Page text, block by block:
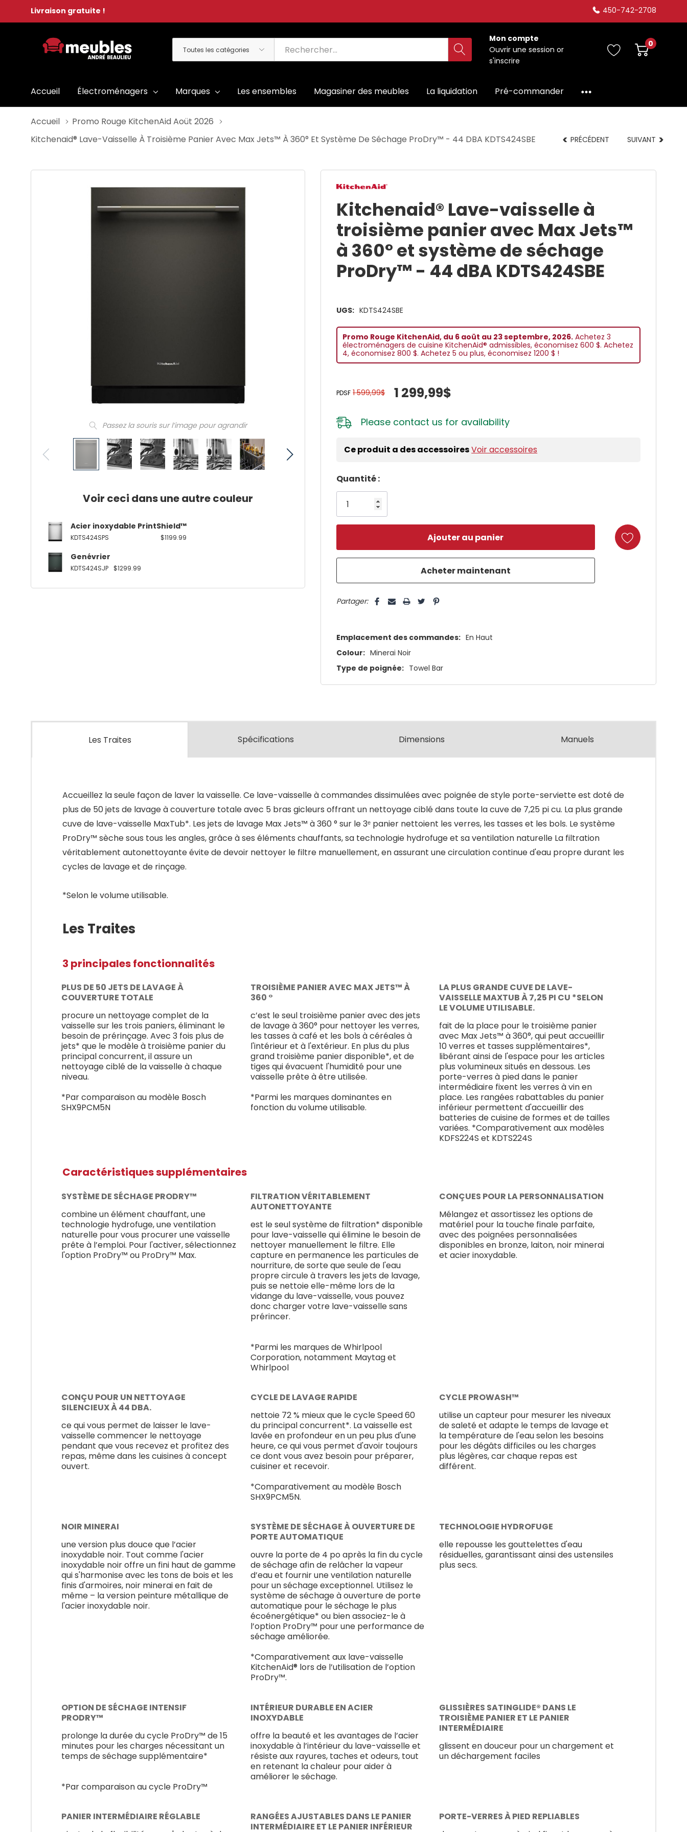
Livraison gratuite ! 450-742-2708
Toutes
les
Rechercher
Mon compte
Ouvrir une session or
s'inscrire
0
Accueil Électroménagers Marques Les ensembles Magasiner des meubles La liquidation Pré-commander
Accueil
Promo Rouge KitchenAid Aoüt 2026
Kitchenaid® Lave-Vaisselle À Troisième Panier Avec Max Jets™ À 360° Et Système De Séchage ProDry™ - 44 DBA KDTS424SBE
Passez la souris sur l’image pour agrandir
Voir ceci dans une autre couleur
Acier inoxydable PrintShield™
KDTS424SPS $1199.99
Genévrier
KDTS424SJP $1299.99
PRÉCÉDENT SUIVANT
Kitchenaid® Lave-vaisselle à
troisième panier avec Max Jets™
à 360° et système de séchage
ProDry™ - 44 dBA KDTS424SBE
UGS: KDTS424SBE
Promo Rouge KitchenAid, du 6 aoüt au 23 septembre, 2026. Achetez 3
électroménagers de cuisine KitchenAid® admissibles, économisez 600 $. Achetez
4, économisez 800 $. Achetez 5 ou plus, économisez 1200 $ !
PDSF 1 599,99$ 1 299,99$
Please contact us for availability
Ce produit a des accessoiresVoir accessoires
Dépêchez-
vous!
plus
Quantité :
Partager:
Emplacement des commandes: En Haut
Colour: Minerai Noir
Type de poignée: Towel Bar
Les Traites Spécifications Dimensions Manuels
Accueillez la seule façon de laver la vaisselle. Ce lave-vaisselle à commandes dissimulées avec poignée de style porte-serviette est doté de
plus de 50 jets de lavage à couverture totale avec 5 bras gicleurs offrant un nettoyage ciblé dans toute la cuve de 7,25 pi cu. La plus grande
cuve de lave-vaisselle MaxTub*. Les jets de lavage Max Jets™ à 360 ° sur le 3ᵉ panier nettoient les verres, les tasses et les bols. Le système
ProDry™ sèche sous tous les angles, grâce à ses éléments chauffants, sa technologie hydrofuge et sa ventilation naturelle La filtration
véritablement autonettoyante évite de devoir nettoyer le filtre manuellement, en assurant une circulation continue d'eau propre durant les
cycles de lavage et de rinçage.
*Selon le volume utilisable.
Les Traites
3 principales fonctionnalités
PLUS DE 50 JETS DE LAVAGE À
COUVERTURE TOTALE
procure un nettoyage complet de la
vaisselle sur les trois paniers, éliminant le
besoin de prérinçage. Avec 3 fois plus de
jets* que le modèle à troisième panier du
principal concurrent, il assure un
nettoyage ciblé de la vaisselle à chaque
niveau.
*Par comparaison au modèle Bosch
SHX9PCM5N
TROISIÈME PANIER AVEC MAX JETS™ À
360 °
c’est le seul troisième panier avec des jets
de lavage à 360° pour nettoyer les verres,
les tasses à café et les bols à céréales à
l'intérieur et à l'extérieur. En plus du plus
grand troisième panier disponible*, et de
tiges qui évacuent l'humidité pour une
vaisselle prête à être utilisée.
*Parmi les marques dominantes en
fonction du volume utilisable.
LA PLUS GRANDE CUVE DE LAVE-
VAISSELLE MAXTUB À 7,25 PI CU *SELON
LE VOLUME UTILISABLE.
fait de la place pour le troisième panier
avec Max Jets™ à 360°, qui peut accueillir
10 verres et tasses supplémentaires*,
libérant ainsi de l'espace pour les articles
plus volumineux situés en dessous. Les
porte-verres à pied dans le panier
intermédiaire fixent les verres à vin en
place. Les rangées rabattables du panier
inférieur permettent d'accueillir des
batteries de cuisine de formes et de tailles
variées. *Comparativement aux modèles
KDFS224S et KDTS224S
Caractéristiques supplémentaires
SYSTÈME DE SÉCHAGE PRODRY™
combine un élément chauffant, une
technologie hydrofuge, une ventilation
naturelle pour vous procurer une vaisselle
prête à l’emploi. Pour l'activer, sélectionnez
l'option ProDry™ ou ProDry™ Max.
FILTRATION VÉRITABLEMENT
AUTONETTOYANTE
est le seul système de filtration* disponible
pour lave-vaisselle qui élimine le besoin de
nettoyer manuellement le filtre. Elle
capture en permanence les particules de
nourriture, de sorte que seule de l'eau
propre circule à travers les jets de lavage,
puis se nettoie elle-même lors de la
vidange du lave-vaisselle, vous pouvez
donc charger votre lave-vaisselle sans
prérincer.
*Parmi les marques de Whirlpool
Corporation, notamment Maytag et
Whirlpool
CONÇUES POUR LA PERSONNALISATION
Mélangez et assortissez les options de
matériel pour la touche finale parfaite,
avec des poignées personnalisées
disponibles en bronze, laiton, noir minerai
et acier inoxydable.
CONÇU POUR UN NETTOYAGE
SILENCIEUX À 44 DBA.
ce qui vous permet de laisser le lave-
vaisselle commencer le nettoyage
pendant que vous recevez et profitez des
repas, même dans les cuisines à concept
ouvert.
CYCLE DE LAVAGE RAPIDE
nettoie 72 % mieux que le cycle Speed 60
du principal concurrent*. La vaisselle est
lavée en profondeur en un peu plus d'une
heure, ce qui vous permet d'avoir toujours
ce dont vous avez besoin pour préparer,
cuisiner et recevoir.
*Comparativement au modèle Bosch
SHX9PCM5N.
CYCLE PROWASH™
utilise un capteur pour mesurer les niveaux
de saleté et adapte le temps de lavage et
la température de l'eau selon les besoins
pour les dégâts difficiles ou les charges
plus légères, car chaque repas est
différent.
NOIR MINERAI
une version plus douce que l’acier
inoxydable noir. Tout comme l'acier
inoxydable noir offre un fini haut de gamme
qui s'harmonise avec les tons de bois et les
finis d'armoires, noir minerai en fait de
même – la version peinture métallique de
l'acier inoxydable noir.
SYSTÈME DE SÉCHAGE À OUVERTURE DE
PORTE AUTOMATIQUE
ouvre la porte de 4 po après la fin du cycle
de séchage afin de relâcher la vapeur
d’eau et fournir une ventilation naturelle
pour un séchage exceptionnel. Utilisez le
système de séchage à ouverture de porte
automatique pour le séchage le plus
écoénergétique* ou bien associez-le à
l’option ProDry™ pour une performance de
séchage améliorée.
*Comparativement aux lave-vaisselle
KitchenAid® lors de l’utilisation de l’option
ProDry™.
TECHNOLOGIE HYDROFUGE
elle repousse les gouttelettes d'eau
résiduelles, garantissant ainsi des ustensiles
plus secs.
OPTION DE SÉCHAGE INTENSIF
PRODRY™
prolonge la durée du cycle ProDry™ de 15
minutes pour les charges nécessitant un
temps de séchage supplémentaire*
*Par comparaison au cycle ProDry™
INTÉRIEUR DURABLE EN ACIER
INOXYDABLE
offre la beauté et les avantages de l’acier
inoxydable à l’intérieur du lave-vaisselle et
résiste aux rayures, taches et odeurs, tout
en retenant la chaleur pour aider à
améliorer le séchage.
GLISSIÈRES SATINGLIDE® DANS LE
TROISIÈME PANIER ET LE PANIER
INTERMÉDIAIRE
glissent en douceur pour un chargement et
un déchargement faciles
PANIER INTERMÉDIAIRE RÉGLABLE
RANGÉES AJUSTABLES DANS LE PANIER
INTERMÉDIAIRE ET LE PANIER INFÉRIEUR
PORTE-VERRES À PIED REPLIABLES